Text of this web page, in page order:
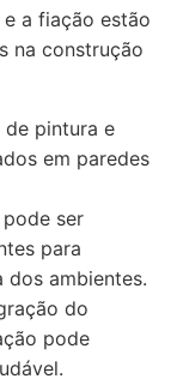
a fiação estão
na construção
pintura e
em paredes
ser
para
dos ambientes.
do
pode